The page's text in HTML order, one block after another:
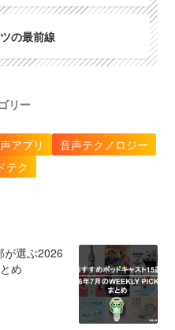
の最前線
リー
アプリ
音声テクノロジー
テク
が選ぶ2026
め